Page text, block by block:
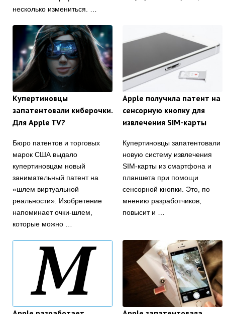
несколько измениться. …
Купертиновцы
запатентовали киберочки.
Для Apple TV?
Бюро патентов и торговых
марок США выдало
купертиновцам новый
занимательный патент на
«шлем виртуальной
реальности». Изобретение
напоминает очки-шлем,
которые можно …
Apple получила патент на
сенсорную кнопку для
извлечения SIM-карты
Купертиновцы запатентовали
новую систему извлечения
SIM-карты из смартфона и
планшета при помощи
сенсорной кнопки. Это, по
мнению разработчиков,
повысит и …